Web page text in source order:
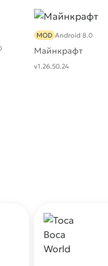
Майнкрафт
MOD Android 8.0
v1.26.50.24